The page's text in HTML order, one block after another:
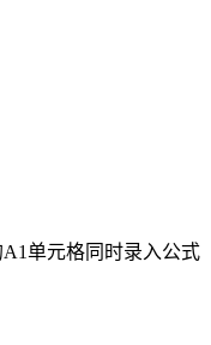
单元格同时录入公式